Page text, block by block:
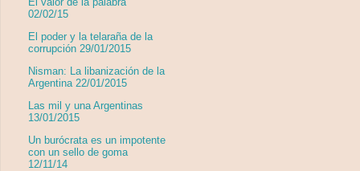
02/02/15
El poder y la telaraña de la
corrupción 29/01/2015
Nisman: La libanización de la
Argentina 22/01/2015
Las mil y una Argentinas
13/01/2015
Un burócrata es un impotente
con un sello de goma
12/11/14